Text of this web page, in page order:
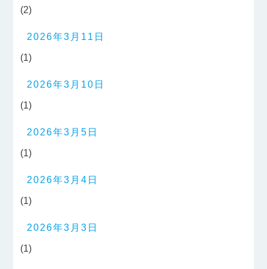
(2)
2026年3月11日
(1)
2026年3月10日
(1)
2026年3月5日
(1)
2026年3月4日
(1)
2026年3月3日
(1)